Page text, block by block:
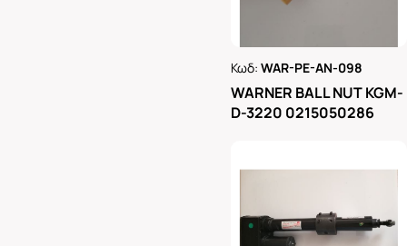
Κωδ:WAR-PE-AN-098
WARNER BALL NUT KGM-
D-3220 0215050286